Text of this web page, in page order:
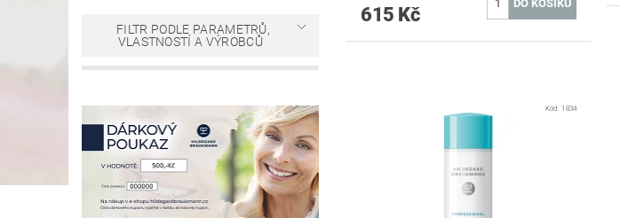
FILTR PODLE PARAMETRŮ,
VLASTNOSTÍ A VÝROBCŮ
615 Kč
Kód: 1834